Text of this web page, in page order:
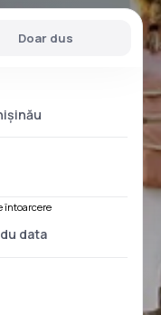
Doar dus
întoarcere